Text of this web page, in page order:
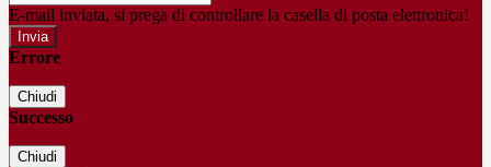
E-mail inviata, si prega di controllare la casella di posta elettronica!
Errore
Chiudi
Successo
Chiudi